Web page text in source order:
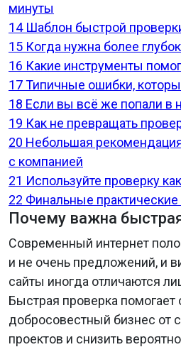
минуты
14 Шаблон быстрой
15 Когда нужна более
16 Какие инструменты
17Типичные ошибки,
18 Если вы всё же попали в
19 Как не превращать
20 Небольшая
с компанией
21 Используйте проверку
22 Финальные
Почему важна
Современный интернет
и не очень предложений, и
сайты иногда отличаются
Быстрая проверка помогает
добросовестный бизнес от
проектов и снизить